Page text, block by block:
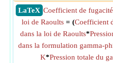
​ LaTeX Coefficient de
loi de Raoults= (Coefficient
dans la loi de Raoults*
dans la formulation gamma-
K*Pression totale du